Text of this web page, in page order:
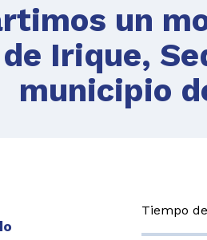
un
Irique,
municipio
Tiempo